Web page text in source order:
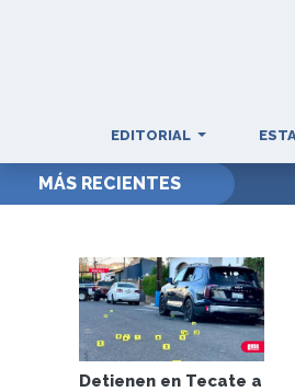
EDITORIAL
MÁS RECIENTES
Detienen en Tecate a